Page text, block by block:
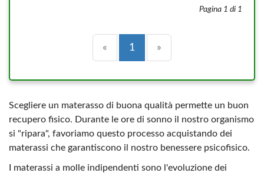
Pagina 1 di 1
« Precedente
1 (current)
»
Scegliere un materasso di buona qualità permette un buon
recupero fisico. Durante le ore di sonno il nostro organismo
si "ripara", favoriamo questo processo acquistando dei
materassi che garantiscono il nostro benessere psicofisico.
I materassi a molle indipendenti sono l'evoluzione dei